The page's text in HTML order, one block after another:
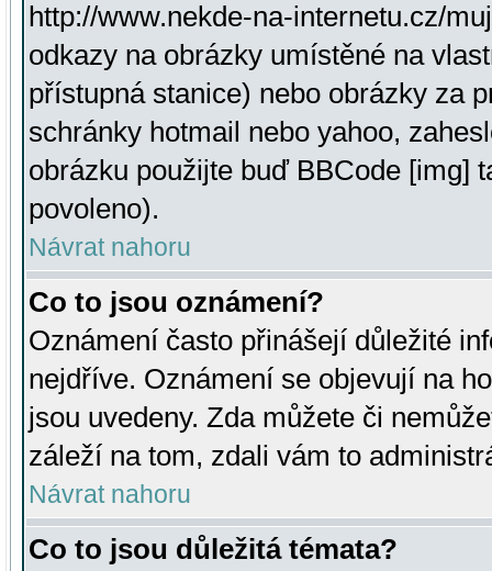
http://www.nekde-na-internetu.cz/
odkazy na obrázky umístěné na
přístupná stanice) nebo obrázky za
schránky hotmail nebo yahoo,
obrázku použijte buď BBCode [img]
povoleno).
Návrat nahoru
Co to jsou oznámení?
Oznámení často přinášejí důležité
nejdříve. Oznámení se objevují na
jsou uvedeny. Zda můžete či
záleží na tom, zdali vám to
Návrat nahoru
Co to jsou důležitá témata?